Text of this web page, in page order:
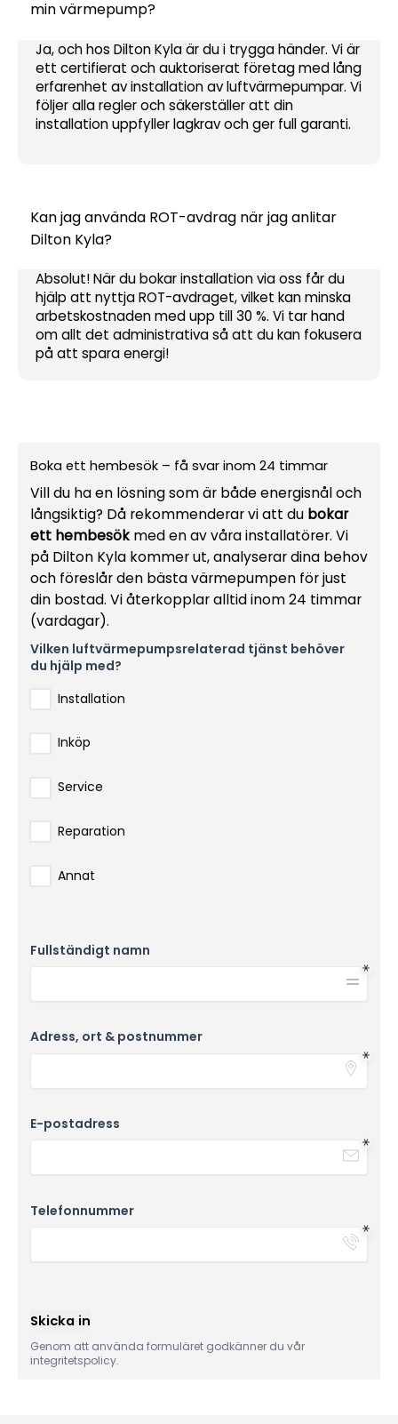
min värmepump?
Ja, och hos Dilton Kyla är du i trygga händer. Vi är
ett certifierat och auktoriserat företag med lång
erfarenhet av installation av luftvärmepumpar. Vi
följer alla regler och säkerställer att din
installation uppfyller lagkrav och ger full garanti.
Kan jag använda ROT-avdrag när jag anlitar
Dilton Kyla?
Absolut! När du bokar installation via oss får du
hjälp att nyttja ROT-avdraget, vilket kan minska
arbetskostnaden med upp till 30 %. Vi tar hand
om allt det administrativa så att du kan fokusera
på att spara energi!
Boka ett hembesök – få svar inom 24 timmar
Vill du ha en lösning som är både energisnål och
långsiktig? Då rekommenderar vi att du bokar
ett hembesökmed en av våra installatörer. Vi
på Dilton Kyla kommer ut, analyserar dina behov
och föreslår den bästa värmepumpen för just
din bostad. Vi återkopplar alltid inom 24 timmar
(vardagar).
Vilken luftvärmepumpsrelaterad tjänst behöver
du hjälp med?
Installation
Inköp
Service
Reparation
Annat
Fullständigt namn
Adress, ort & postnummer
E-postadress
Telefonnummer
Skicka in
Genom att använda formuläret godkänner du vår
integritetspolicy.